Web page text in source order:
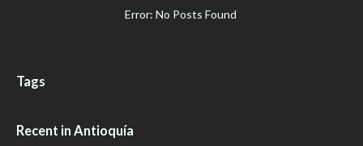
Error: No Posts Found
Tags
Recent in Antioquía